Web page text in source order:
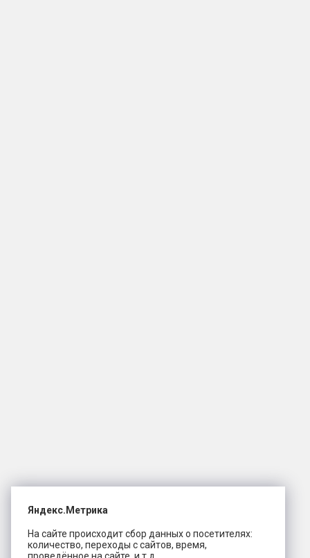
Яндекс.Метрика
На сайте происходит сбор данных о посетителях:
количество, переходы с сайтов, время,